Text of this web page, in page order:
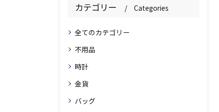
カテゴリー Categories
全てのカテゴリー
不用品
時計
金貨
バッグ